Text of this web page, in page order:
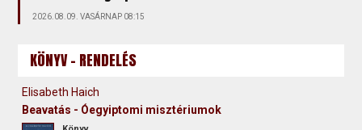
2026.08.09. VASÁRNAP 08:15
KÖNYV - RENDELÉS
Elisabeth Haich
Beavatás - Óegyiptomi misztériumok